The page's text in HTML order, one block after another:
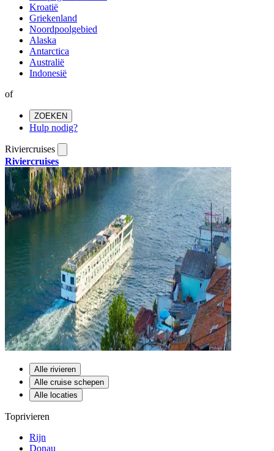
Kroatië
Griekenland
Noordpoolgebied
Alaska
Antarctica
Australië
Indonesië
of
ZOEKEN
Hulp nodig?
Riviercruises
Riviercruises
Alle rivieren
Alle cruise schepen
Alle locaties
Toprivieren
Rijn
Donau